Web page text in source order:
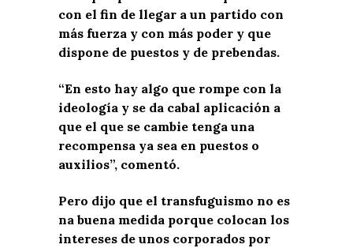
con el fin de llegar a un partido con
más fuerza y con más poder y que
dispone de puestos y de prebendas.
“En esto hay algo que rompe con la
ideología y se da cabal aplicación a
que el que se cambie tenga una
recompensa ya sea en puestos o
auxilios”, comentó.
Pero dijo que el transfuguismo no es
na buena medida porque colocan los
intereses de unos corporados por